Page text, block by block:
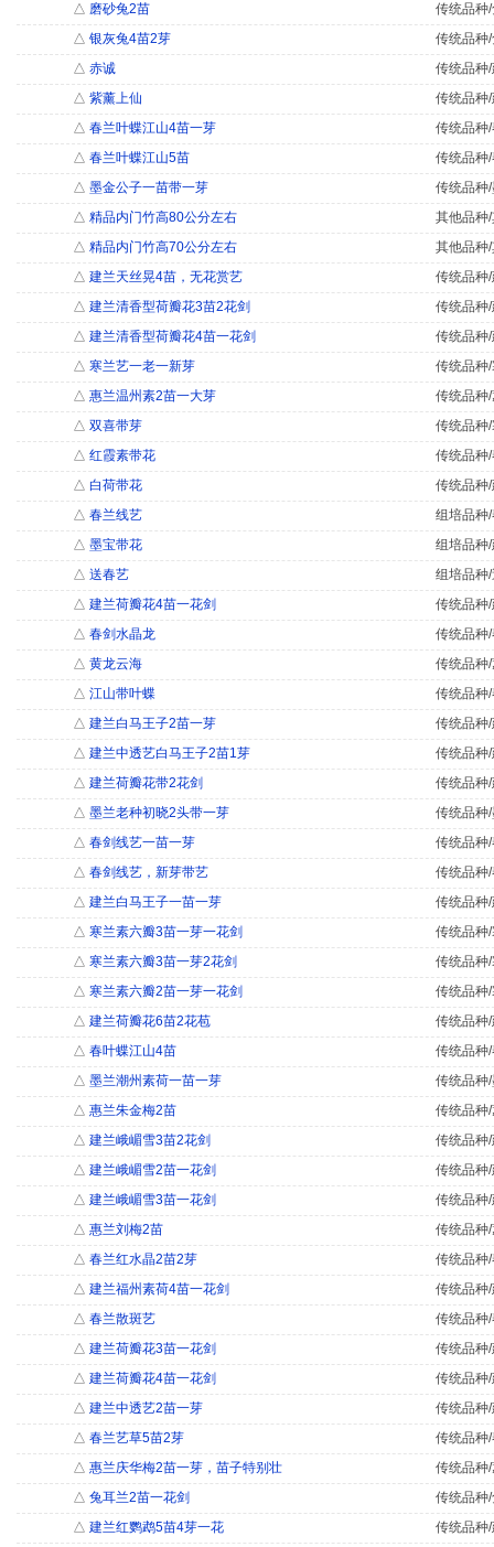
△ 磨砂兔2苗
传统品种
△ 银灰兔4苗2芽
传统品种
△ 赤诚
传统品种
△ 紫薰上仙
传统品种
△ 春兰叶蝶江山4苗一芽
传统品种
△ 春兰叶蝶江山5苗
传统品种
△ 墨金公子一苗带一芽
传统品种
△ 精品内门竹高80公分左右
其他品种
△ 精品内门竹高70公分左右
其他品种
△ 建兰天丝晃4苗，无花赏艺
传统品种
△ 建兰清香型荷瓣花3苗2花剑
传统品种
△ 建兰清香型荷瓣花4苗一花剑
传统品种
△ 寒兰艺一老一新芽
传统品种
△ 惠兰温州素2苗一大芽
传统品种
△ 双喜带芽
传统品种
△ 红霞素带花
传统品种
△ 白荷带花
传统品种
△ 春兰线艺
组培品种
△ 墨宝带花
组培品种
△ 送春艺
组培品种
△ 建兰荷瓣花4苗一花剑
传统品种
△ 春剑水晶龙
传统品种
△ 黄龙云海
传统品种
△ 江山带叶蝶
传统品种
△ 建兰白马王子2苗一芽
传统品种
△ 建兰中透艺白马王子2苗1芽
传统品种
△ 建兰荷瓣花带2花剑
传统品种
△ 墨兰老种初晓2头带一芽
传统品种
△ 春剑线艺一苗一芽
传统品种
△ 春剑线艺，新芽带艺
传统品种
△ 建兰白马王子一苗一芽
传统品种
△ 寒兰素六瓣3苗一芽一花剑
传统品种
△ 寒兰素六瓣3苗一芽2花剑
传统品种
△ 寒兰素六瓣2苗一芽一花剑
传统品种
△ 建兰荷瓣花6苗2花苞
传统品种
△ 春叶蝶江山4苗
传统品种
△ 墨兰潮州素荷一苗一芽
传统品种
△ 惠兰朱金梅2苗
传统品种
△ 建兰峨嵋雪3苗2花剑
传统品种
△ 建兰峨嵋雪2苗一花剑
传统品种
△ 建兰峨嵋雪3苗一花剑
传统品种
△ 惠兰刘梅2苗
传统品种
△ 春兰红水晶2苗2芽
传统品种
△ 建兰福州素荷4苗一花剑
传统品种
△ 春兰散斑艺
传统品种
△ 建兰荷瓣花3苗一花剑
传统品种
△ 建兰荷瓣花4苗一花剑
传统品种
△ 建兰中透艺2苗一芽
传统品种
△ 春兰艺草5苗2芽
传统品种
△ 惠兰庆华梅2苗一芽，苗子特别壮
传统品种
△ 兔耳兰2苗一花剑
传统品种
△ 建兰红鹦鹉5苗4芽一花 传统品种